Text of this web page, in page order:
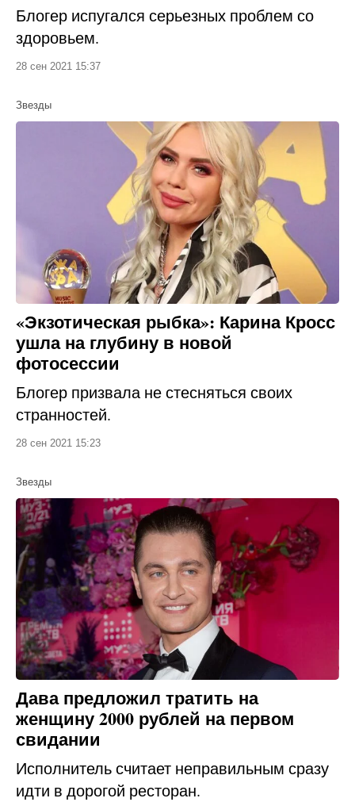
Блогер испугался серьезных проблем со
здоровьем.
28 сен 2021 15:37
Звезды
«Экзотическая рыбка»: Карина Кросс
ушла на глубину в новой
фотосессии
Блогер призвала не стесняться своих
странностей.
28 сен 2021 15:23
Звезды
Дава предложил тратить на
женщину 2000 рублей на первом
свидании
Исполнитель считает неправильным сразу
идти в дорогой ресторан.